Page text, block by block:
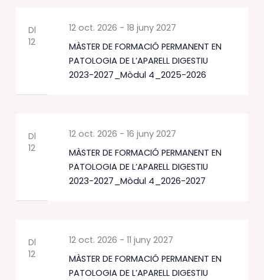
Dl
12
MÀSTER DE FORMACIÓ PERMANENT EN
PATOLOGIA DE L’APARELL DIGESTIU
2023-2027_Mòdul 4_2025-2026
12 oct. 2026 - 18 juny 2027
Dl
12
MÀSTER DE FORMACIÓ PERMANENT EN
PATOLOGIA DE L’APARELL DIGESTIU
2023-2027_Mòdul 4_2026-2027
12 oct. 2026 - 16 juny 2027
Dl
12
MÀSTER DE FORMACIÓ PERMANENT EN
PATOLOGIA DE L’APARELL DIGESTIU
12 oct. 2026 - 11 juny 2027